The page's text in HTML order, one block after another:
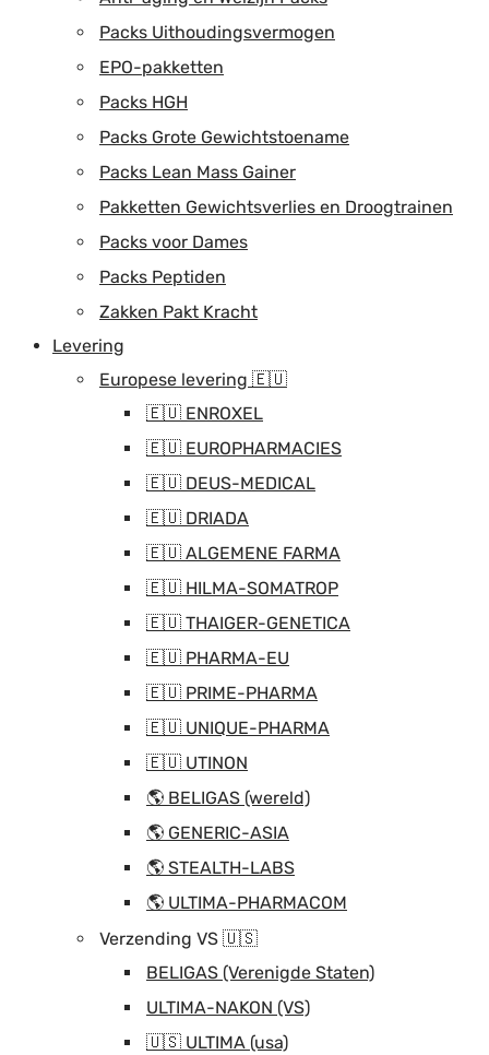
Packs Uithoudingsvermogen
EPO-pakketten
Packs HGH
Packs Grote Gewichtstoename
Packs Lean Mass Gainer
Pakketten Gewichtsverlies en Droogtrainen
Packs voor Dames
Packs Peptiden
Zakken Pakt Kracht
Levering
Europese levering 🇪🇺
🇪🇺 ENROXEL
🇪🇺 EUROPHARMACIES
🇪🇺 DEUS-MEDICAL
🇪🇺 DRIADA
🇪🇺 ALGEMENE FARMA
🇪🇺 HILMA-SOMATROP
🇪🇺 THAIGER-GENETICA
🇪🇺 PHARMA-EU
🇪🇺 PRIME-PHARMA
🇪🇺 UNIQUE-PHARMA
🇪🇺 UTINON
🌎 BELIGAS (wereld)
🌎 GENERIC-ASIA
🌎 STEALTH-LABS
🌎 ULTIMA-PHARMACOM
Verzending VS 🇺🇸
BELIGAS (Verenigde Staten)
ULTIMA-NAKON (VS)
🇺🇸 ULTIMA (usa)